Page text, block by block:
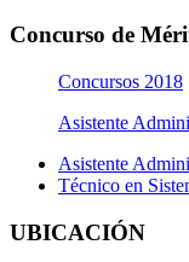
Concurso de
Concursos 2018
Asistente
Asistente
Técnico en
UBICACIÓN